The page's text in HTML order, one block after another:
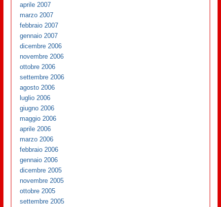
aprile 2007
marzo 2007
febbraio 2007
gennaio 2007
dicembre 2006
novembre 2006
ottobre 2006
settembre 2006
agosto 2006
luglio 2006
giugno 2006
maggio 2006
aprile 2006
marzo 2006
febbraio 2006
gennaio 2006
dicembre 2005
novembre 2005
ottobre 2005
settembre 2005